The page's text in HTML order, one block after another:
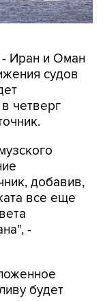
- Иран и Оман
судов
четверг
добавив,
все еще
-
будет